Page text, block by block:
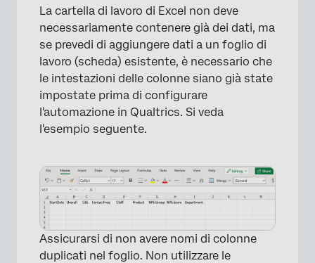
La cartella di lavoro di Excel non deve
necessariamente contenere già dei dati, ma
se prevedi di aggiungere dati a un foglio di
lavoro (scheda) esistente, è necessario che
le intestazioni delle colonne siano già state
impostate prima di configurare
l'automazione in Qualtrics. Si veda
l'esempio seguente.
Assicurarsi di non avere nomi di colonne
duplicati nel foglio. Non utilizzare le